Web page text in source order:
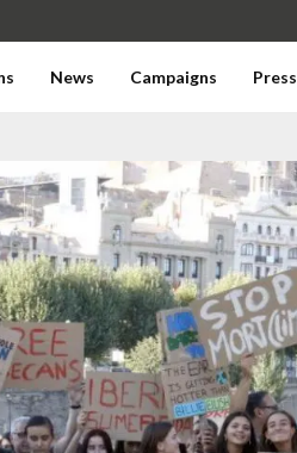
News Campaigns Press